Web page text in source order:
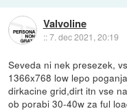
Valvoline
::7. dec 2021, 20:19
Seveda ni nek presezek,
1366x768 low lepo
dirkacine grid,dirt itn vse
ob porabi 30-40w za ful